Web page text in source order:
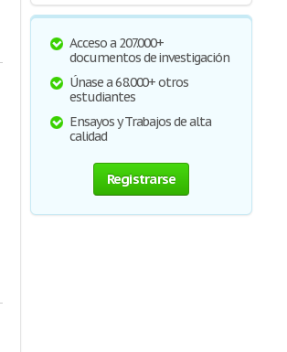
Acceso a 207.000+
documentos de investigación
Únase a 68.000+ otros
estudiantes
Ensayos y Trabajos de alta
calidad
Registrarse